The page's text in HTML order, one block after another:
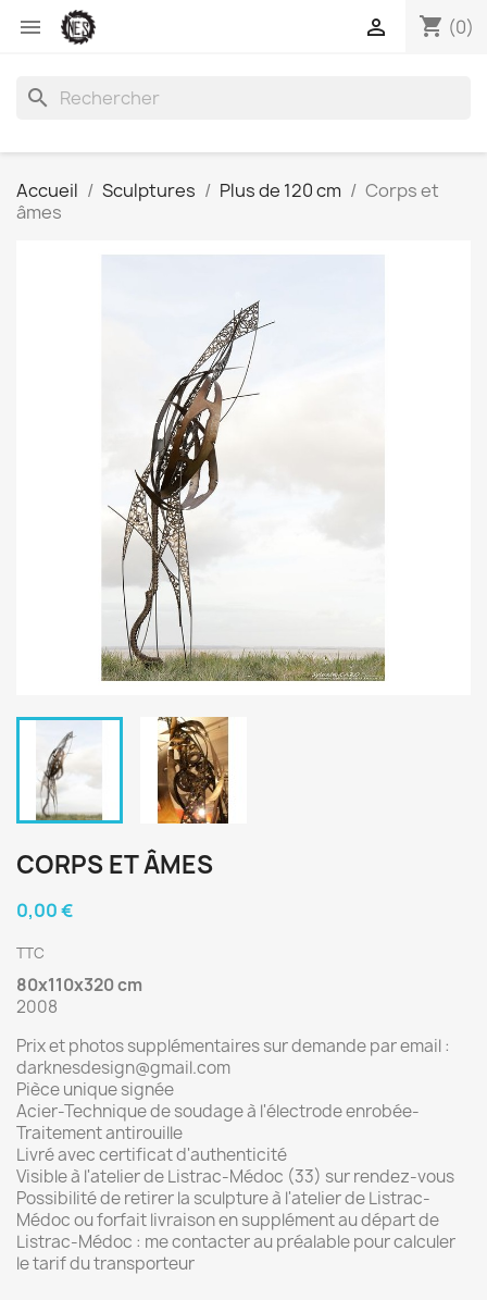
 shopping_cart (0)

search
Accueil Sculptures Plus de 120 cm
Corps et
âmes
CORPS ET ÂMES
0,00 €
TTC
80x110x320 cm
2008
Prix et photos supplémentaires sur demande par email :
darknesdesign@gmail.com
Pièce unique signée
Acier-Technique de soudage à l'électrode enrobée-
Traitement antirouille
Livré avec certificat d'authenticité
Visible à l'atelier de Listrac-Médoc (33) sur rendez-vous
Possibilité de retirer la sculpture à l'atelier de Listrac-
Médoc ou forfait livraison en supplément au départ de
Listrac-Médoc : me contacter au préalable pour calculer
le tarif du transporteur